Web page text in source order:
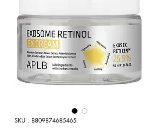
SKU : 8809874685465